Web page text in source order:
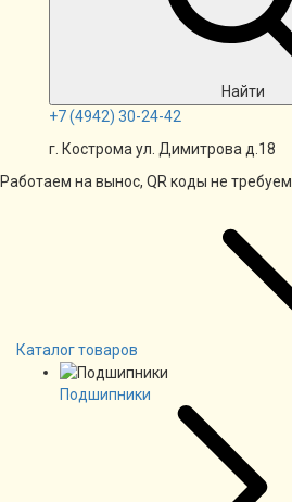
Найти
+7(4942) 30-24-42
г. Кострома ул. Димитрова д.18
Работаем на вынос, QR коды не требуем.
Каталог товаров
Подшипники